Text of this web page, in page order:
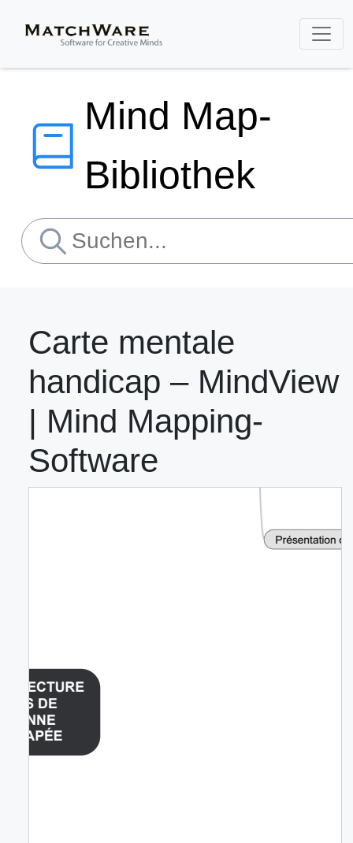
Mind Map-
Bibliothek
Carte mentale
handicap – MindView
| Mind Mapping-
Software